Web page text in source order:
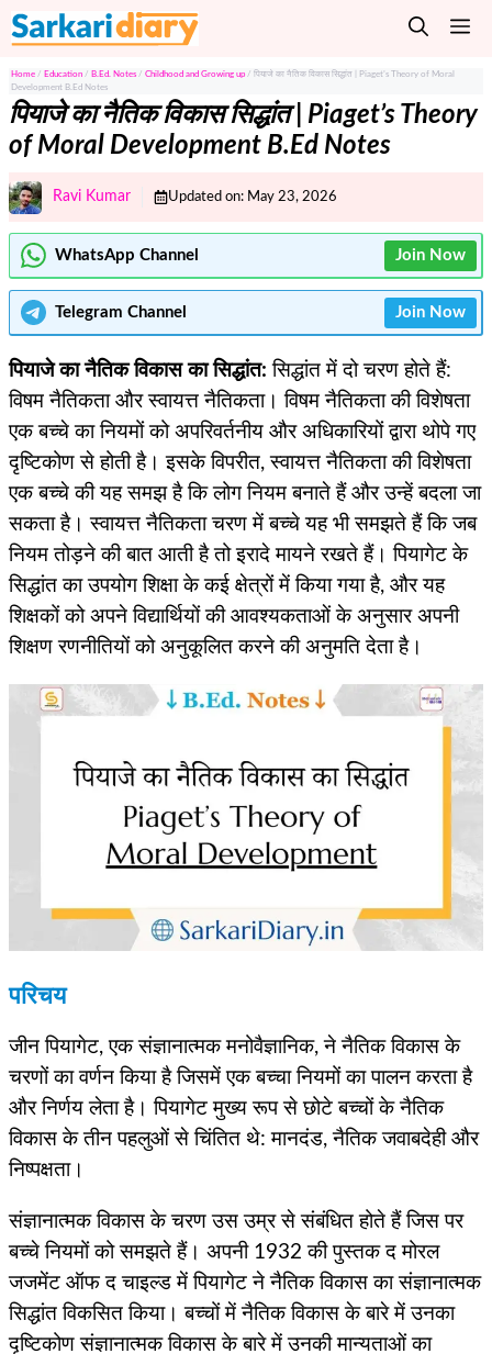
Skip
to
content
Home / Education / B.Ed. Notes / Childhood and Growing up / पियाजे का नैतिक विकास सिद्धांत | Piaget’s Theory of Moral
Development B.Ed Notes
पियाजे का नैतिक विकास सिद्धांत | Piaget’s Theory
of Moral Development B.Ed Notes
Ravi Kumar Updated on: May 23, 2026
WhatsApp Channel Join Now
Telegram Channel Join Now
पियाजे का नैतिक विकास का सिद्धांत: सिद्धांत में दो चरण होते हैं:
विषम नैतिकता और स्वायत्त नैतिकता। विषम नैतिकता की विशेषता
एक बच्चे का नियमों को अपरिवर्तनीय और अधिकारियों द्वारा थोपे गए
दृष्टिकोण से होती है। इसके विपरीत, स्वायत्त नैतिकता की विशेषता
एक बच्चे की यह समझ है कि लोग नियम बनाते हैं और उन्हें बदला जा
सकता है। स्वायत्त नैतिकता चरण में बच्चे यह भी समझते हैं कि जब
नियम तोड़ने की बात आती है तो इरादे मायने रखते हैं। पियागेट के
सिद्धांत का उपयोग शिक्षा के कई क्षेत्रों में किया गया है, और यह
शिक्षकों को अपने विद्यार्थियों की आवश्यकताओं के अनुसार अपनी
शिक्षण रणनीतियों को अनुकूलित करने की अनुमति देता है।
परिचय
जीन पियागेट, एक संज्ञानात्मक मनोवैज्ञानिक, ने नैतिक विकास के
चरणों का वर्णन किया है जिसमें एक बच्चा नियमों का पालन करता है
और निर्णय लेता है। पियागेट मुख्य रूप से छोटे बच्चों के नैतिक
विकास के तीन पहलुओं से चिंतित थे: मानदंड, नैतिक जवाबदेही और
निष्पक्षता।
संज्ञानात्मक विकास के चरण उस उम्र से संबंधित होते हैं जिस पर
बच्चे नियमों को समझते हैं। अपनी 1932 की पुस्तक द मोरल
जजमेंट ऑफ द चाइल्ड में पियागेट ने नैतिक विकास का संज्ञानात्मक
सिद्धांत विकसित किया। बच्चों में नैतिक विकास के बारे में उनका
दृष्टिकोण संज्ञानात्मक विकास के बारे में उनकी मान्यताओं का